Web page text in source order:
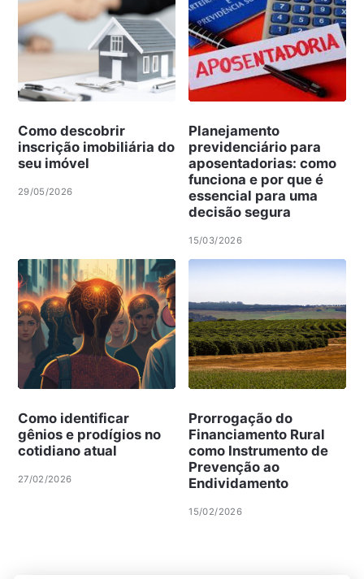
Como descobrir
inscrição imobiliária do
seu imóvel
29/05/2026
Planejamento
previdenciário para
aposentadorias: como
funciona e por que é
essencial para uma
decisão segura
15/03/2026
Como identificar
gênios e prodígios no
cotidiano atual
27/02/2026
Prorrogação do
Financiamento Rural
como Instrumento de
Prevenção ao
Endividamento
15/02/2026